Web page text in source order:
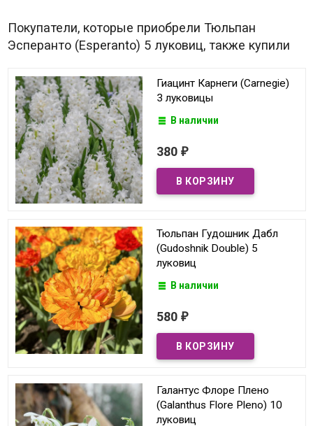
Покупатели, которые приобрели Тюльпан
Эсперанто (Esperanto) 5 луковиц, также купили
Гиацинт Карнеги (Carnegie)
3 луковицы
В наличии
380 ₽
Тюльпан Гудошник Дабл
(Gudoshnik Double) 5
луковиц
В наличии
580 ₽
Галантус Флоре Плено
(Galanthus Flore Pleno) 10
луковиц